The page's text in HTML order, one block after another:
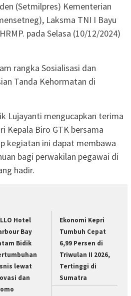
(Setmilpres) Kementerian
Laksma TNI I Bayu
pada Selasa (10/12/2024)
rangka Sosialisasi dan
Tanda Kehormatan di
Lujayanti mengucapkan terima
Kepala Biro GTK bersama
kegiatan ini dapat membawa
bagi perwakilan pegawai di
hadir.
Hotel
Bay
Bidik
lewat
dan
Ekonomi Kepri
Tumbuh Cepat
6,99 Persen di
Triwulan II 2026,
Tertinggi di
Sumatra